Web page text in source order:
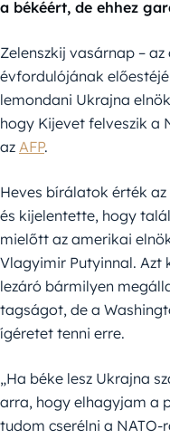
a békéért, de ehhez
Zelenszkij vasárnap –
évfordulójának
lemondani Ukrajna
hogy Kijevet felveszik a
az AFP.
Heves bírálatok érték
és kijelentette, hogy
mielőtt az amerikai
Vlagyimir Putyinnal. Azt
lezáró bármilyen
tagságot, de a
ígéretet tenni erre.
„Ha béke lesz Ukrajna
arra, hogy elhagyjam a
tudom cserélni a NATO-